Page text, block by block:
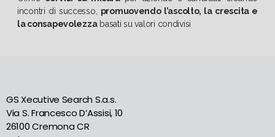
incontri di successo, promuovendo l’ascolto, la crescita e
la consapevolezzabasati su valori condivisi
GS Xecutive Search S.a.s.
Via S. Francesco D’Assisi, 10
26100 Cremona CR